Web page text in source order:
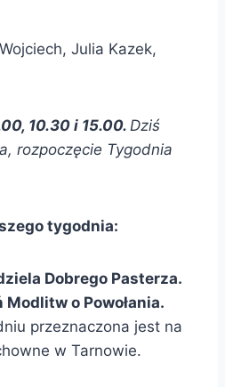
Julia Kazek,
10.30 i 15.00. Dziś
rozpoczęcie Tygodnia
tygodnia:
Dobrego Pasterza.
o Powołania.
przeznaczona jest na
w Tarnowie.